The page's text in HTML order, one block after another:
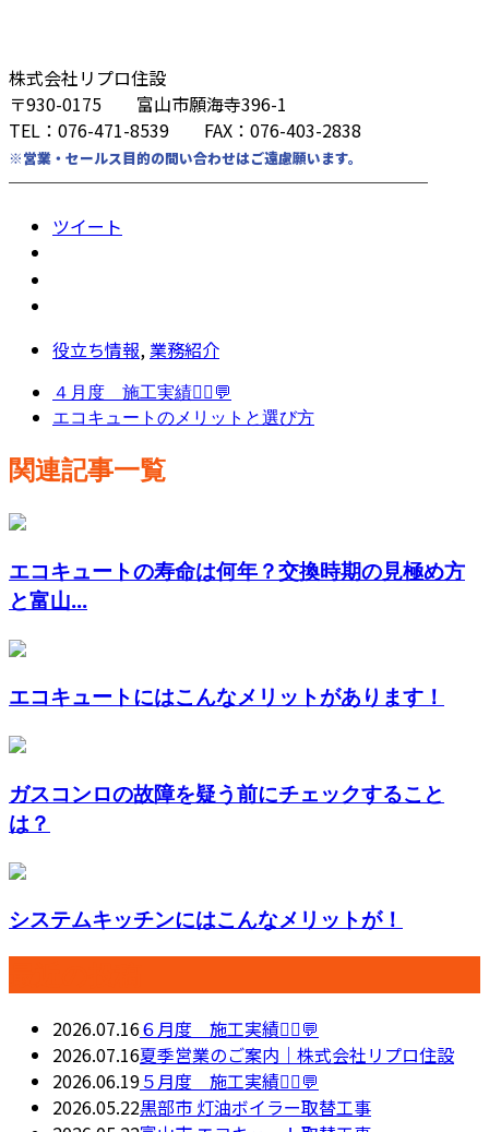
株式会社リプロ住設
〒930-0175 富山市願海寺396-1
TEL：076-471-8539 FAX：076-403-2838
※営業・セールス目的の問い合わせはご遠慮願います。
────────────────────────
ツイート
役立ち情報, 業務紹介
４月度 施工実績👷‍♂️💬
エコキュートのメリットと選び方
関連記事一覧
エコキュートの寿命は何年？交換時期の見極め方
と富山...
エコキュートにはこんなメリットがあります！
ガスコンロの故障を疑う前にチェックすること
は？
システムキッチンにはこんなメリットが！
2026.07.16６月度 施工実績👷‍♂️💬
2026.07.16夏季営業のご案内｜株式会社リプロ住設
2026.06.19５月度 施工実績👷‍♂️💬
2026.05.22黒部市 灯油ボイラー取替工事